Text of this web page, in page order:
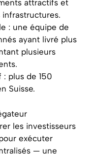
attractifs et
: une équipe de
ayant livré plus
plusieurs
plus de 150
Suisse.
les investisseurs
exécuter
— une